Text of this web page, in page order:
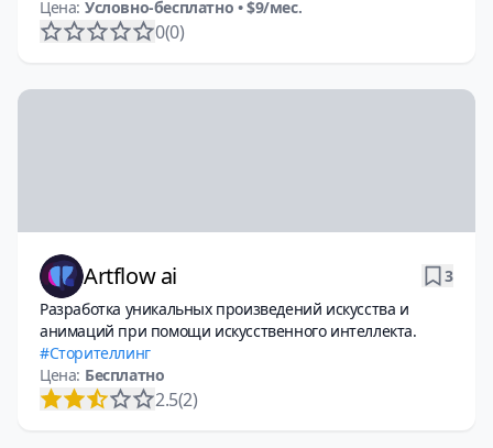
Цена: Условно-бесплатно • $9/мес.
0(0)
Artflow ai
3
Разработка уникальных произведений искусства и
анимаций при помощи искусственного интеллекта.
Сторителлинг
Цена: Бесплатно
2.5(2)